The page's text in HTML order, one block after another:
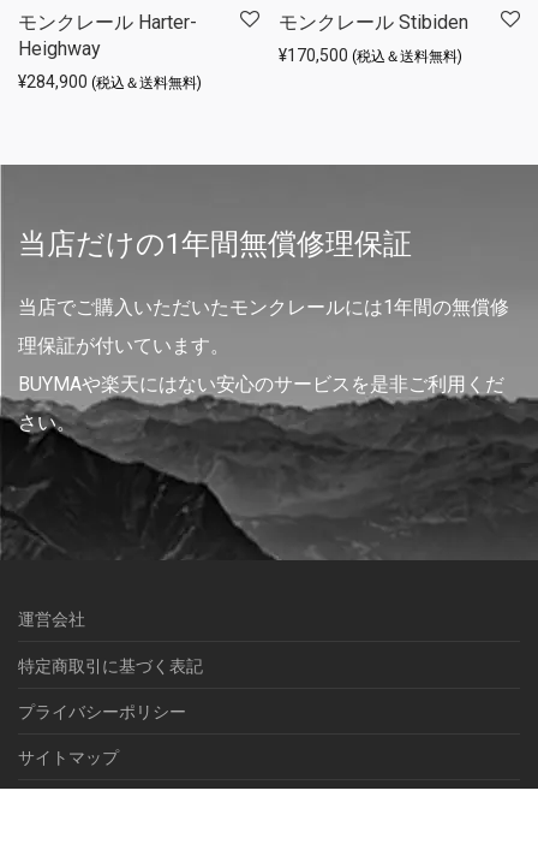
モンクレール Harter-
Heighway
¥284,900 (税込＆送料無料)
モンクレール Stibiden
¥170,500 (税込＆送料無料)
当店だけの1年間無償修理保証
当店でご購入いただいたモンクレールには1年間の無償修
理保証が付いています。
BUYMAや楽天にはない安心のサービスを是非ご利用くだ
さい。
運営会社
特定商取引に基づく表記
プライバシーポリシー
サイトマップ